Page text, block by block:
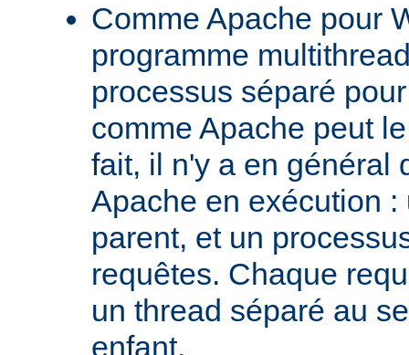
Comme Apache pour
programme
processus séparé
comme Apache peut
fait, il n'y a en général
Apache en exécution :
parent, et un
requêtes. Chaque
un thread séparé au
enfant.